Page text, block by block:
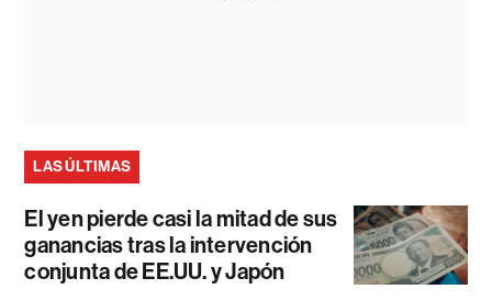
LAS ÚLTIMAS
El yen pierde casi la mitad de sus
ganancias tras la intervención
conjunta de EE.UU. y Japón